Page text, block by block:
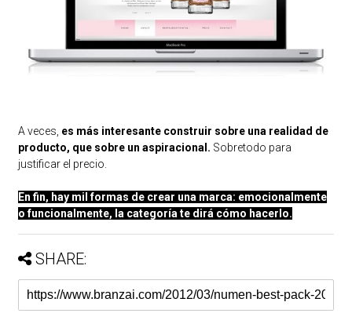
A veces, es más interesante construir sobre una realidad de
producto, que sobre un aspiracional. Sobretodo para
justificar el precio.
En fin, hay mil formas de crear una marca: emocionalmente
o funcionalmente, la categoría te dirá cómo hacerlo.
SHARE: